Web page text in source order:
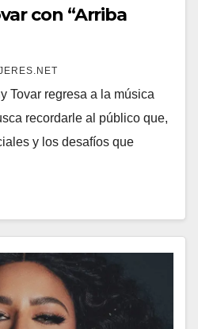
con “Arriba
Tovar regresa a la música
recordarle al público que,
y los desafíos que